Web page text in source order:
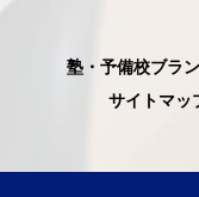
塾・予備校ブラ
サイトマッ